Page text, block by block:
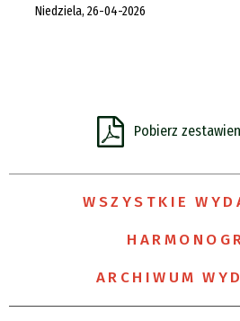
Niedziela, 26-04-2026
Pobierz
WSZYSTKIE
ARCHIWUM